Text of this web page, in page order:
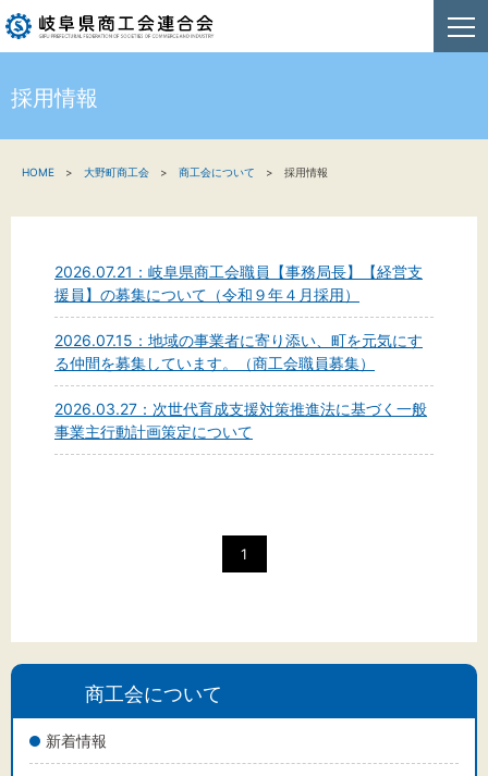
新着情報
関係機関の方へ
商工会連合会について
お問い合わせ
標準 拡大
採用情報
商工会について
新着情報
HOME 大野町商工会 商工会について 採用情報
2026.07.21：岐阜県商工会職員【事務局長】【経営支
援員】の募集について（令和９年４月採用）
2026.07.15：地域の事業者に寄り添い、町を元気にす
る仲間を募集しています。（商工会職員募集）
2026.03.27：次世代育成支援対策推進法に基づく一般
事業主行動計画策定について
1